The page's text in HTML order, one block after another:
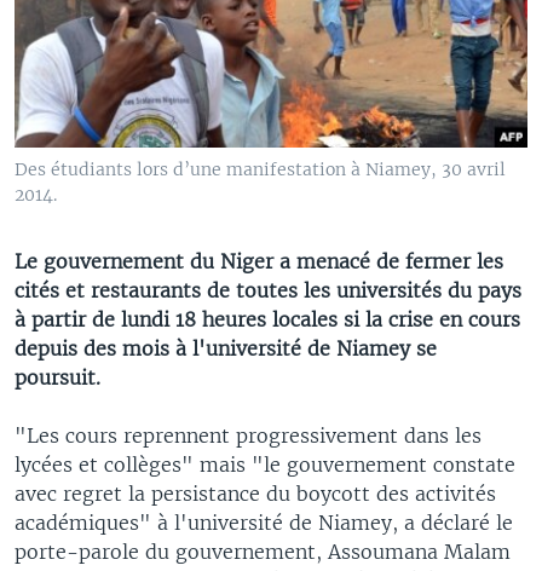
Des étudiants lors d’une manifestation à Niamey, 30 avril
2014.
Le gouvernement du Niger a menacé de fermer les
cités et restaurants de toutes les universités du pays
à partir de lundi 18 heures locales si la crise en cours
depuis des mois à l'université de Niamey se
poursuit.
"Les cours reprennent progressivement dans les
lycées et collèges" mais "le gouvernement constate
avec regret la persistance du boycott des activités
académiques" à l'université de Niamey, a déclaré le
porte-parole du gouvernement, Assoumana Malam